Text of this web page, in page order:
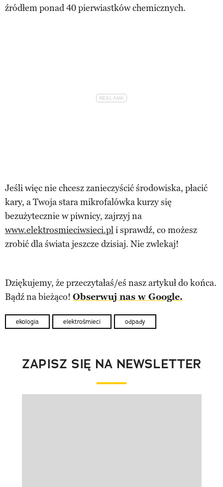
źródłem ponad 40 pierwiastków chemicznych.
Jeśli więc nie chcesz zanieczyścić środowiska, płacić
kary, a Twoja stara mikrofalówka kurzy się
bezużytecznie w piwnicy, zajrzyj na
www.elektrosmieciwsieci.pli sprawdź, co możesz
zrobić dla świata jeszcze dzisiaj. Nie zwlekaj!
Dziękujemy, że przeczytałaś/eś nasz artykuł do końca.
Bądź na bieżąco! Obserwuj nas w Google.
ekologia elektrośmieci odpady
ZAPISZ SIĘ NA NEWSLETTER